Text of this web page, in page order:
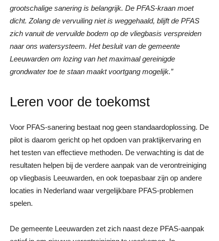
grootschalige sanering is belangrijk. De PFAS-kraan moet
dicht. Zolang de vervuiling niet is weggehaald, blijft de PFAS
zich vanuit de vervuilde bodem op de vliegbasis verspreiden
naar ons watersysteem. Het besluit van de gemeente
Leeuwarden om lozing van het maximaal gereinigde
grondwater toe te staan maakt voortgang mogelijk.”
Leren voor de toekomst
Voor PFAS-sanering bestaat nog geen standaardoplossing. De
pilot is daarom gericht op het opdoen van praktijkervaring en
het testen van effectieve methoden. De verwachting is dat de
resultaten helpen bij de verdere aanpak van de verontreiniging
op vliegbasis Leeuwarden, en ook toepasbaar zijn op andere
locaties in Nederland waar vergelijkbare PFAS-problemen
spelen.
De gemeente Leeuwarden zet zich naast deze PFAS-aanpak